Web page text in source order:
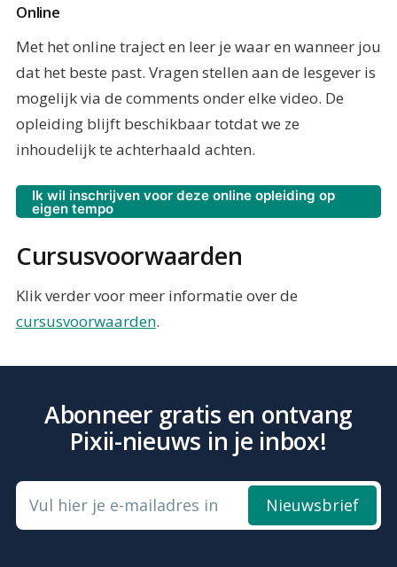
Online
Met het online traject en leer je waar en wanneer jou
dat het beste past. Vragen stellen aan de lesgever is
mogelijk via de comments onder elke video. De
opleiding blijft beschikbaar totdat we ze
inhoudelijk te achterhaald achten.
Ik wil inschrijven voor deze online opleiding op
eigen tempo
Cursusvoorwaarden
Klik verder voor meer informatie over de
cursusvoorwaarden.
Abonneer gratis en ontvang
Pixii-nieuws in je inbox!
Vul hier je e-mailadres in Nieuwsbrief